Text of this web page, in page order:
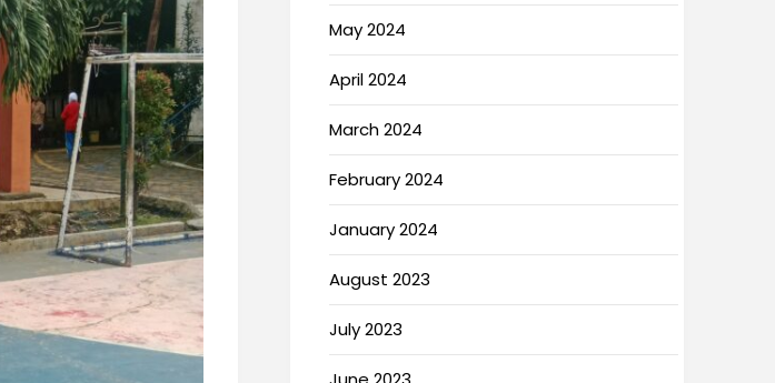
May 2024
April 2024
March 2024
February 2024
January 2024
August 2023
July 2023